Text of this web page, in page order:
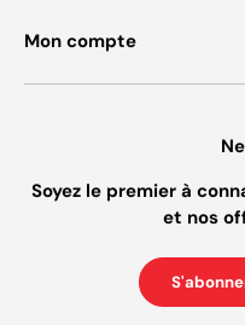
Mon compte
Soyez le premier à
et nos